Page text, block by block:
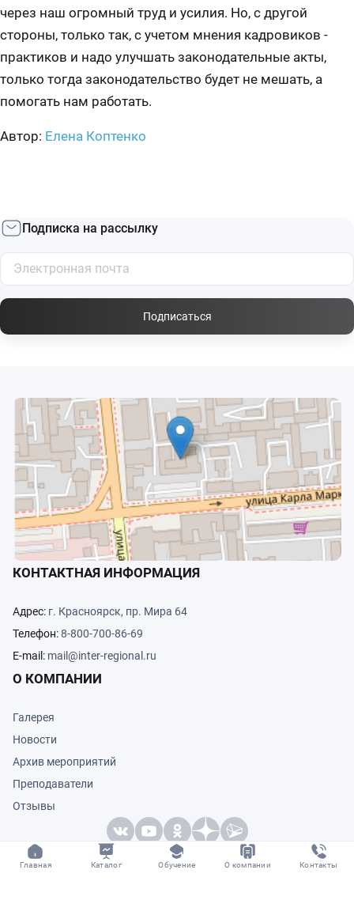
через наш огромный труд и усилия. Но, с другой
стороны, только так, с учетом мнения кадровиков -
практиков и надо улучшать законодательные акты,
только тогда законодательство будет не мешать, а
помогать нам работать.
Автор: Елена Коптенко
главная каталог обучение о компании контакты
Подписка на рассылку
Подписаться
КОНТАКТНАЯ ИНФОРМАЦИЯ
Адрес: г. Красноярск, пр. Мира 64
Телефон:8-800-700-86-69
E-mail: mail@inter-regional.ru
О КОМПАНИИ
Галерея
Новости
Архив мероприятий
Преподаватели
Отзывы